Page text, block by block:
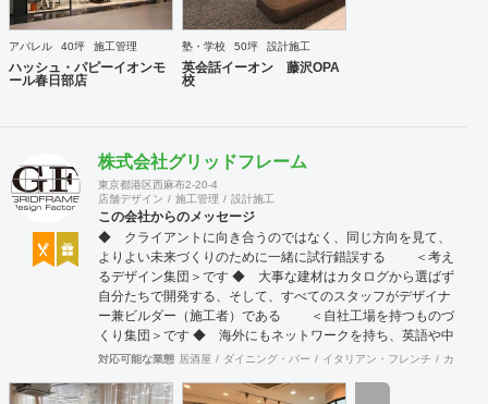
アパレル 40坪 施工管理
ハッシュ・パピーイオンモ
ール春日部店
塾・学校 50坪 設計施工
英会話イーオン 藤沢OPA
校
株式会社グリッドフレーム
東京都港区西麻布2-20-4
店舗デザイン
施工管理 設計施工
この会社からのメッセージ
◆ クライアントに向き合うのではなく、同じ方向を見て、
よりよい未来づくりのために一緒に試行錯誤する ＜考え
るデザイン集団＞です ◆ 大事な建材はカタログから選ばず
自分たちで開発する、そして、すべてのスタッフがデザイナ
ー兼ビルダー（施工者）である ＜自社工場を持つものづ
くり集団＞です ◆ 海外にもネットワークを持ち、英語や中
国語に堪能なスタッフたちが、海外から国内への出店をスム
工案件、設計＋造作物の案件、施工案件、造作物制作など、
対応可能な業態 居酒屋 ダイニング・バー イタリアン・フレンチ カフェ